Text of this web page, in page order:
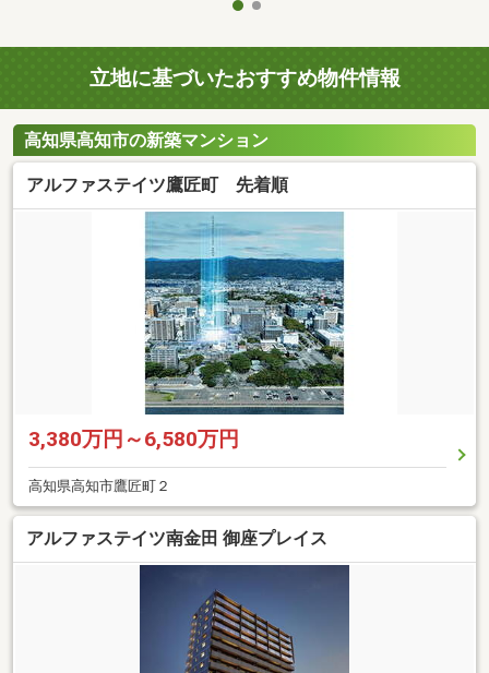
立地に基づいたおすすめ物件情報
高知県高知市の新築マンション
アルファステイツ鷹匠町 先着順
3,380万円～6,580万円
高知県高知市鷹匠町２
アルファステイツ南金田 御座プレイス